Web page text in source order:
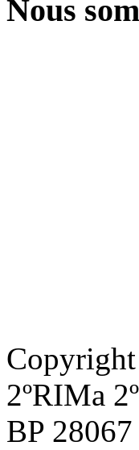
Nous
2ºRIMa
BP